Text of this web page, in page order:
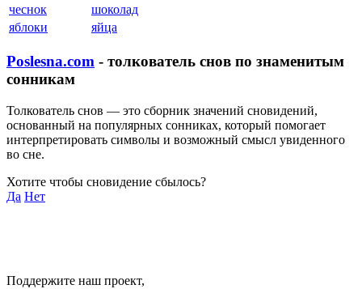
чеснок
шоколад
яблоки
яйца
Poslesna.com - толкователь снов по знаменитым
сонникам
Толкователь снов — это сборник значений сновидений,
основанный на популярных сонниках, который помогает
интерпретировать символы и возможный смысл увиденного
во сне.
Хотите чтобы сновидение сбылось?
Да Нет
Поддержите наш проект,